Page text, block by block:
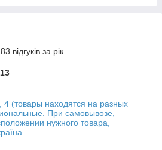
відгуків за рік
(товары находятся на разных
При самовывозе,
нужного товара,